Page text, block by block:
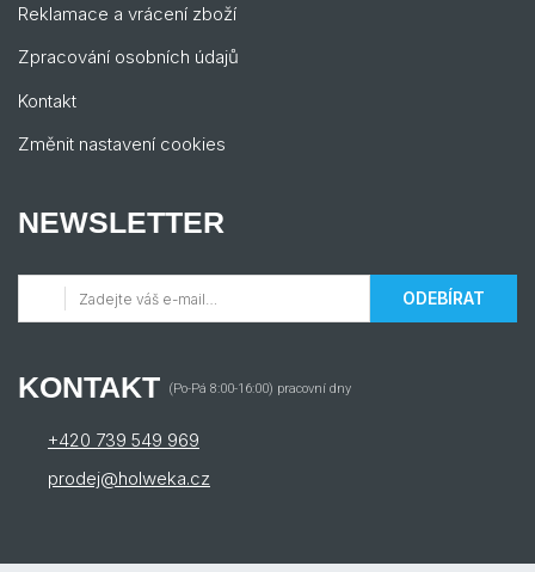
Reklamace a vrácení zboží
Zpracování osobních údajů
Kontakt
Změnit nastavení cookies
NEWSLETTER
ODEBÍRAT
KONTAKT (Po-Pá 8:00-16:00) pracovní dny
+420 739 549 969
prodej@holweka.cz